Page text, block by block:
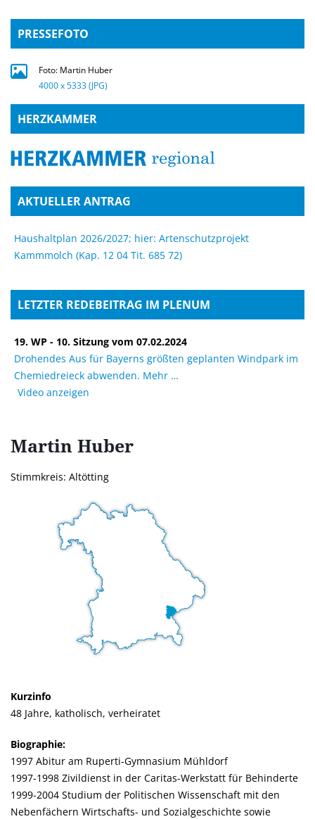
PRESSEFOTO
Foto: Martin Huber
4000 x 5333 (JPG)
HERZKAMMER
AKTUELLER ANTRAG
Haushaltplan 2026/2027; hier: Artenschutzprojekt
Kammmolch (Kap. 12 04 Tit. 685 72)
LETZTER REDEBEITRAG IM PLENUM
19. WP - 10. Sitzung vom 07.02.2024
Drohendes Aus für Bayerns größten geplanten Windpark im
Chemiedreieck abwenden. Mehr
Video anzeigen
Martin Huber
Stimmkreis: Altötting
Kurzinfo
48 Jahre, katholisch, verheiratet
Biographie:
1997 Abitur am Ruperti-Gymnasium Mühldorf
1997-1998 Zivildienst in der Caritas-Werkstatt für Behinderte
1999-2004 Studium der Politischen Wissenschaft mit den
Nebenfächern Wirtschafts- und Sozialgeschichte sowie